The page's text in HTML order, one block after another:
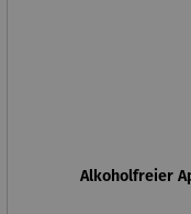
Alkoholfreier